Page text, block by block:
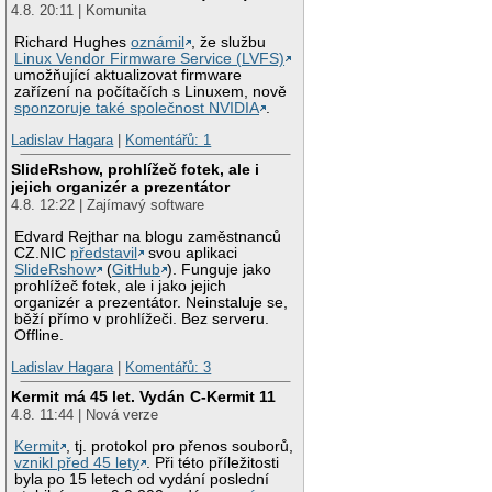
4.8. 20:11 | Komunita
Richard Hughesoznámil
, že službu
Linux Vendor Firmware Service (LVFS)
umožňující aktualizovat firmware
zařízení na počítačích s Linuxem, nově
sponzoruje také společnost NVIDIA
Ladislav Hagara| Komentářů: 1
SlideRshow, prohlížeč fotek, ale i
jejich organizér a prezentátor
4.8. 12:22 | Zajímavý software
Edvard Rejthar na blogu zaměstnanců
CZ.NIC představil
svou aplikaci
SlideRshow
(GitHub ). Funguje jako
prohlížeč fotek, ale i jako jejich
organizér a prezentátor. Neinstaluje se,
běží přímo v prohlížeči. Bez serveru.
Offline.
Ladislav Hagara| Komentářů: 3
Kermit má 45 let. Vydán C-Kermit 11
4.8. 11:44 | Nová verze
Kermit
, tj. protokol pro přenos souborů,
vznikl před 45 lety
. Při této příležitosti
byla po 15 letech od vydání poslední